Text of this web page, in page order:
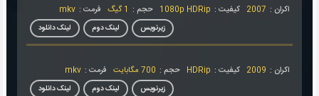
اکران : 2007 کیفیت : 1080p HDRip حجم : 1 گیگ فرمت : mkv
لینک دانلود لینک دوم زیرنویس
اکران : 2009 کیفیت : HDRip حجم : 700 مگابایت فرمت : mkv
لینک دانلود لینک دوم زیرنویس